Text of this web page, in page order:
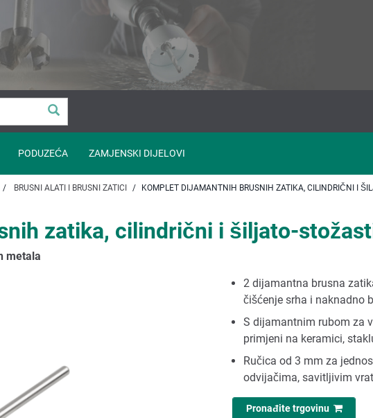
PODUZEĆA ZAMJENSKI DIJELOVI
BRUSNI ALATI I BRUSNI ZATICI KOMPLET DIJAMANTNIH BRUSNIH ZATIKA, CILINDRIČNI I
zatika, cilindrični i šiljato-
metala
2 dijamantna brusna
čišćenje srha i naknadno
S dijamantnim rubom za
primjeni na keramici,
Ručica od 3 mm za
odvijačima, savitljivim
Pronađite trgovinu